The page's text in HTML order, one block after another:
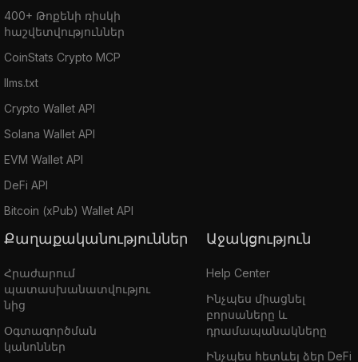
400+ Թոքենի ռիսկի
հաշվետվություններ
CoinStats Crypto MCP
llms.txt
Crypto Wallet API
Solana Wallet API
EVM Wallet API
DeFi API
Bitcoin (xPub) Wallet API
Քաղաքականություններ
Հրաժարում
պատասխանատվությու
նից
Օգտագործման
կանոններ
Աջակցություն
Help Center
Ինչպես միացնել
բորսաները և
դրամապանակները
Ինչպես հետևել ձեր DeFi